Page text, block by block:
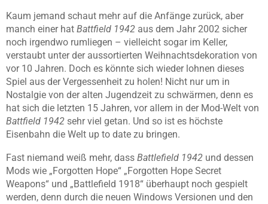
Kaum jemand schaut mehr auf die Anfänge zurück, aber
manch einer hat Battfield 1942 aus dem Jahr 2002 sicher
noch irgendwo rumliegen – vielleicht sogar im Keller,
verstaubt unter der aussortierten Weihnachtsdekoration von
vor 10 Jahren. Doch es könnte sich wieder lohnen dieses
Spiel aus der Vergessenheit zu holen! Nicht nur um in
Nostalgie von der alten Jugendzeit zu schwärmen, denn es
hat sich die letzten 15 Jahren, vor allem in der Mod-Welt von
Battfield 1942 sehr viel getan. Und so ist es höchste
Eisenbahn die Welt up to date zu bringen.
Fast niemand weiß mehr, dass Battlefield 1942 und dessen
Mods wie „Forgotten Hope“ „Forgotten Hope Secret
Weapons“ und „Battlefield 1918“ überhaupt noch gespielt
werden, denn durch die neuen Windows Versionen und den